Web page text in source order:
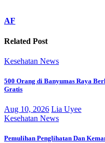
AF
Related Post
Kesehatan News
500 Orang di Banyumas Raya
Gratis
Aug 10, 2026 Lia Uyee
Kesehatan News
Pemulihan Penglihatan Dan